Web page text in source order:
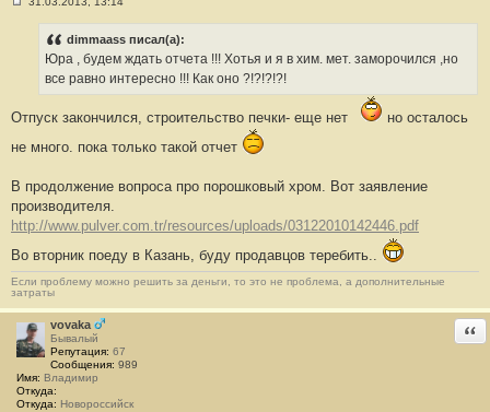
е
5
0
dimmaass писал(а):
Юра , будем ждать отчета !!! Хотья и я в хим. мет. заморочился ,но
все равно интересно !!! Как оно ?!?!?!?!
Отпуск закончился, строительство печки- еще нет
но осталось
не много. пока только такой отчет
В продолжение вопроса про порошковый хром. Вот заявление
производителя.
http://www.pulver.com.tr/resources/uploads/03122010142446.pdf
Во вторник поеду в Казань, буду продавцов теребить..
Если проблему можно решить за деньги, то это не проблема, а дополнительные
затраты
vovaka
Бывалый
Репутация: 67
Сообщения: 989
Имя: Владимир
Откуда:
Откуда: Новороссийск